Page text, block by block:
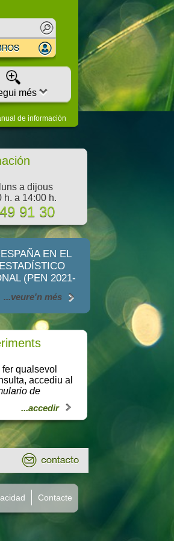
Buscar
més
de información
a dijous
h. a 14:00 h.
91 30
EN EL
(PEN 2021-
...veure'n més
qualsevol
accediu al
de
...accedir
Contacte